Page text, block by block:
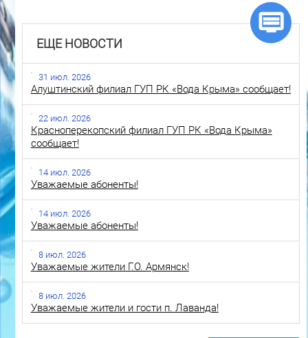
ЕЩЕ НОВОСТИ
31 июл. 2026
Алуштинский филиал ГУП РК «Вода Крыма» сообщает!
22 июл. 2026
Красноперекопский филиал ГУП РК «Вода Крыма»
сообщает!
14 июл. 2026
Уважаемые абоненты!
14 июл. 2026
Уважаемые абоненты!
8 июл. 2026
Уважаемые жители Г.О. Армянск!
8 июл. 2026
Уважаемые жители и гости п. Лаванда!